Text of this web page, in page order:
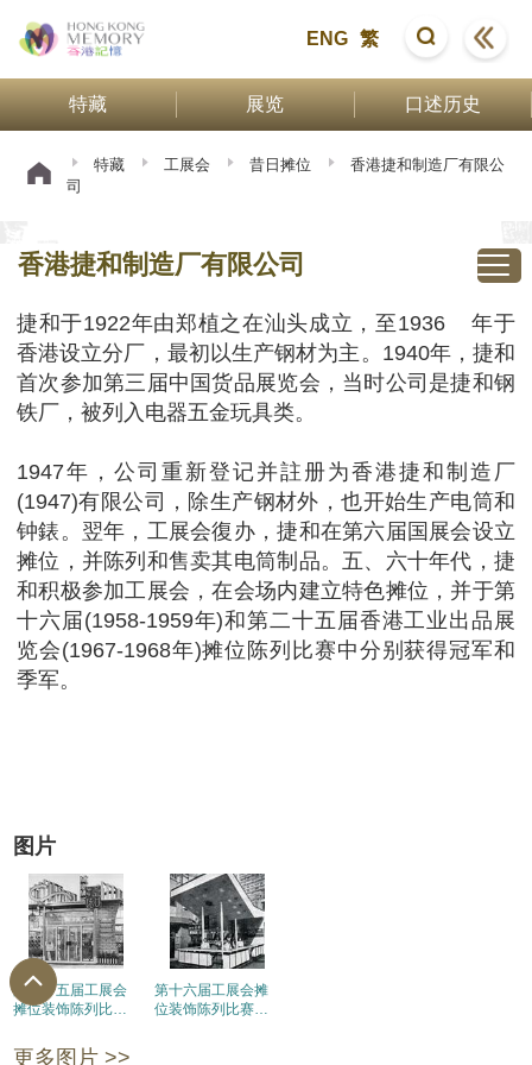
ENG 繁
特藏 展览 口述历史
特藏 工展会 昔日摊位
香港捷和制造厂有限公
司
香港捷和制造厂有限公司
捷和于1922年由郑植之在汕头成立，至1936 年于
香港设立分厂，最初以生产钢材为主。1940年，捷和
首次参加第三届中国货品展览会，当时公司是捷和钢
铁厂，被列入电器五金玩具类。
1947年，公司重新登记并註册为香港捷和制造厂
(1947)有限公司，除生产钢材外，也开始生产电筒和
钟錶。翌年，工展会復办，捷和在第六届国展会设立
摊位，并陈列和售卖其电筒制品。五、六十年代，捷
和积极参加工展会，在会场内建立特色摊位，并于第
十六届(1958-1959年)和第二十五届香港工业出品展
览会(1967-1968年)摊位陈列比赛中分别获得冠军和
季军。
图片
第二十五届工展会
摊位装饰陈列比赛
制造厂
第十六届工展会摊
位装饰陈列比赛冠
更多图片 >>